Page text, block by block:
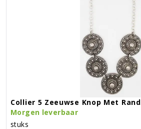
Collier 5 Zeeuwse Knop Met Rand
Morgen leverbaar
stuks